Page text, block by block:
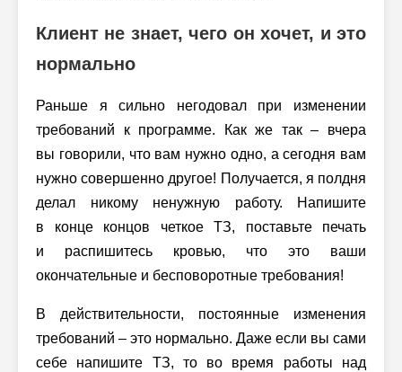
Клиент не знает, чего он хочет, и это
нормально
Раньше я сильно негодовал при изменении
требований к программе. Как же так – вчера
вы говорили, что вам нужно одно, а сегодня вам
нужно совершенно другое! Получается, я полдня
делал никому ненужную работу. Напишите
в конце концов четкое ТЗ, поставьте печать
и распишитесь кровью, что это ваши
окончательные и бесповоротные требования!
В действительности, постоянные изменения
требований – это нормально. Даже если вы сами
себе напишите ТЗ, то во время работы над